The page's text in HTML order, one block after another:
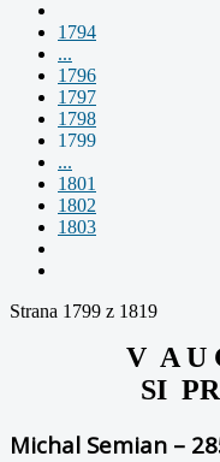
1794
...
1796
1797
1798
1799
...
1801
1802
1803
Strana 1799 z 1819
V A U
SI
Michal Semian –